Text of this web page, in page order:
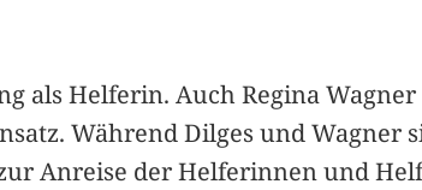
als Helferin. Auch Regina
Während Dilges und Wagner
Anreise der Helferinnen und